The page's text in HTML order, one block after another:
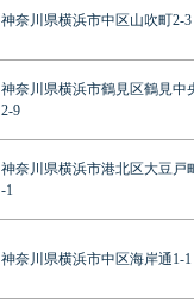
神奈川県横浜市中区山吹町2-3
神奈川県横浜市鶴見区鶴見中
2-9
神奈川県横浜市港北区大豆戸
-1
神奈川県横浜市中区海岸通1-1